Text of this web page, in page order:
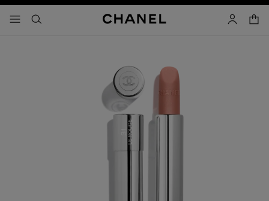
- navegación principal
buscar cuenta
carrito